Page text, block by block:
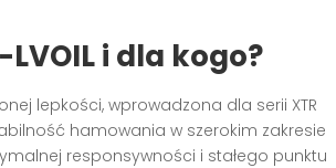
i dla kogo?
lepkości, wprowadzona dla serii XTR
hamowania w szerokim zakresie
responsywności i stałego punktu